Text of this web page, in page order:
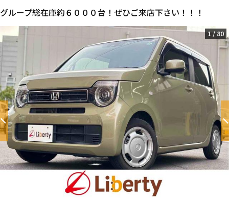
グループ総在庫約６０００台！ぜひご来店下さい！！！
1/80